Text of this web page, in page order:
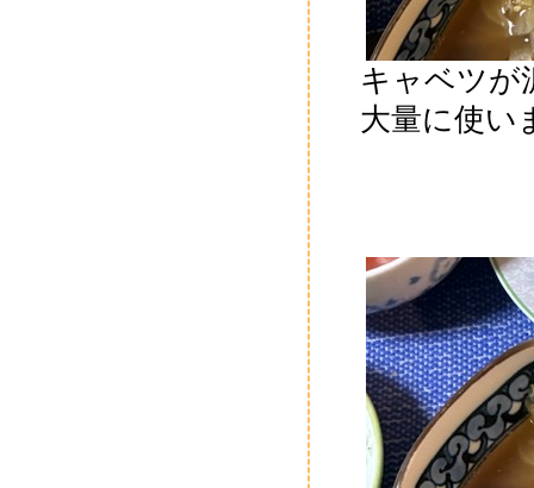
キャベツが
大量に使い